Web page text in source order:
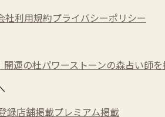
社利用規約プライバシーポリシー
開運の杜パワーストーンの森占い師
録店舗掲載プレミアム掲載